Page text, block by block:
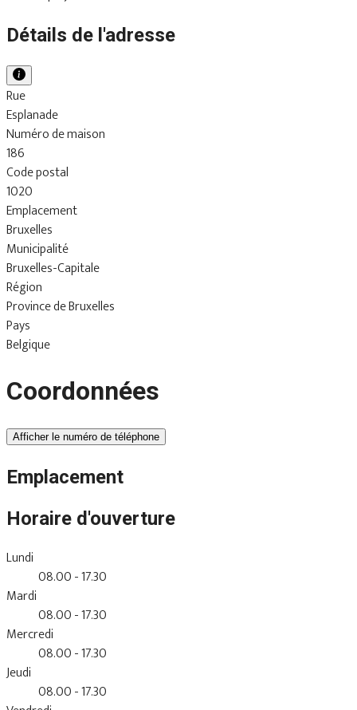
Détails de l'adresse
Rue
Esplanade
Numéro de maison
186
Code postal
1020
Emplacement
Bruxelles
Municipalité
Bruxelles-Capitale
Région
Province de Bruxelles
Pays
Belgique
Coordonnées
Afficher le numéro de téléphone
Emplacement
Horaire d'ouverture
Lundi
08.00 - 17.30
Mardi
08.00 - 17.30
Mercredi
08.00 - 17.30
Jeudi
08.00 - 17.30